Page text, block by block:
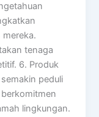
tenaga
6. Produk
peduli
lingkungan.